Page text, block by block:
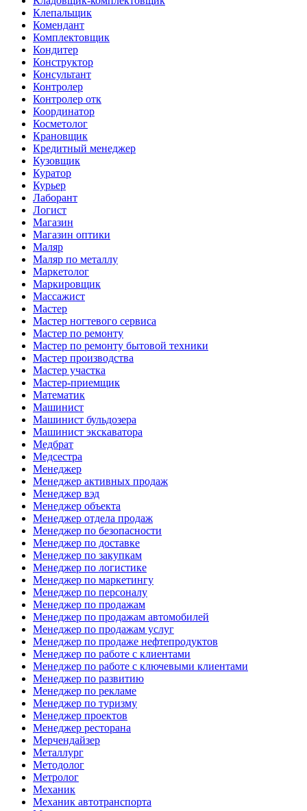
Клепальщик
Комендант
Комплектовщик
Кондитер
Конструктор
Консультант
Контролер
Контролер отк
Координатор
Косметолог
Крановщик
Кредитный менеджер
Кузовщик
Куратор
Курьер
Лаборант
Логист
Магазин
Магазин оптики
Маляр
Маляр по металлу
Маркетолог
Маркировщик
Массажист
Мастер
Мастер ногтевого сервиса
Мастер по ремонту
Мастер по ремонту бытовой техники
Мастер производства
Мастер участка
Мастер-приемщик
Математик
Машинист
Машинист бульдозера
Машинист экскаватора
Медбрат
Медсестра
Менеджер
Менеджер активных продаж
Менеджер вэд
Менеджер объекта
Менеджер отдела продаж
Менеджер по безопасности
Менеджер по доставке
Менеджер по закупкам
Менеджер по логистике
Менеджер по маркетингу
Менеджер по персоналу
Менеджер по продажам
Менеджер по продажам автомобилей
Менеджер по продажам услуг
Менеджер по продаже нефтепродуктов
Менеджер по работе с клиентами
Менеджер по работе с ключевыми клиентами
Менеджер по развитию
Менеджер по рекламе
Менеджер по туризму
Менеджер проектов
Менеджер ресторана
Мерчендайзер
Металлург
Методолог
Метролог
Механик
Механик автотранспорта